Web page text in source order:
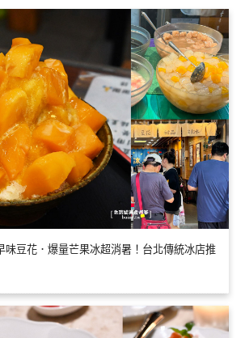
味豆花．爆量芒果冰超消暑！台北傳統冰店推